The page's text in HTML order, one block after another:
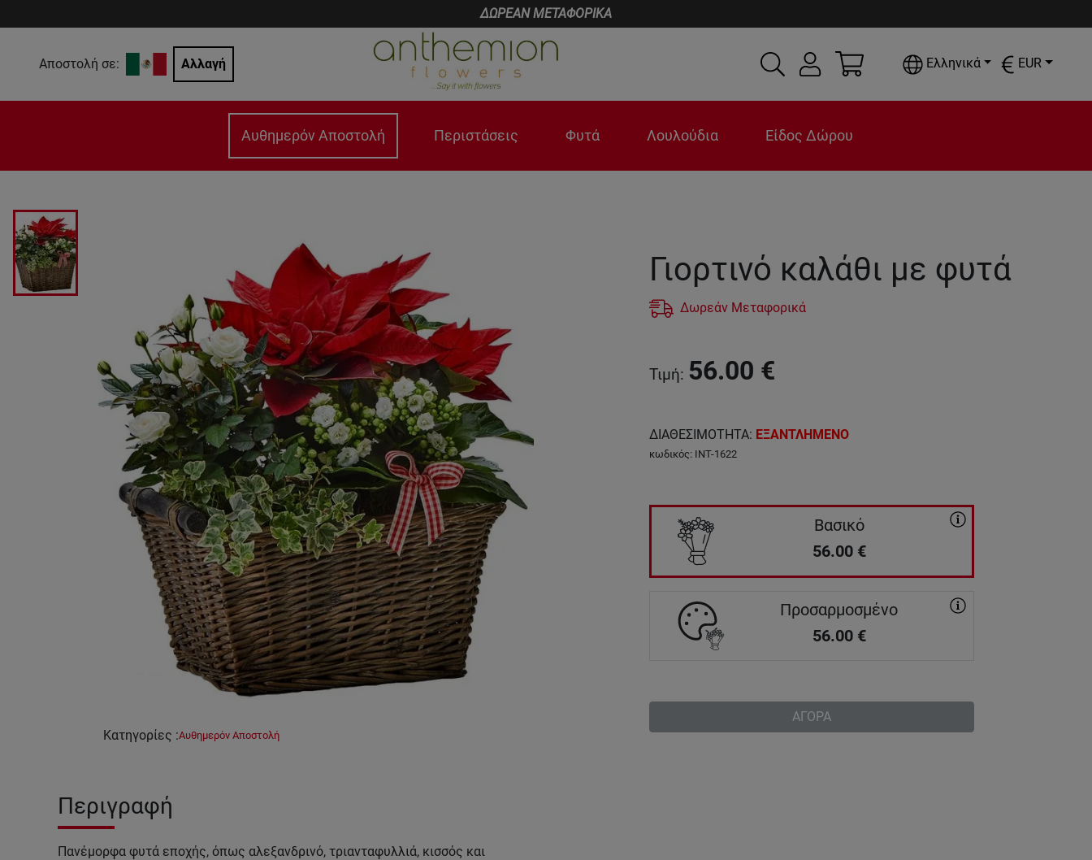
ΔΩΡΕΑΝ ΜΕΤΑΦΟΡΙΚΑ
Αποστολή σε: Αλλαγή Ελληνικά EUR
Αυθημερόν Αποστολή Περιστάσεις Φυτά Λουλούδια Είδος Δώρου
Κατηγορίες :Αυθημερόν Αποστολή
Περιγραφή
Πανέμορφα φυτά εποχής, όπως αλεξανδρινό, τριανταφυλλιά, κισσός και
Γιορτινό καλάθι με φυτά
Δωρεάν Μεταφορικά
Τιμή: 56.00 €
ΔΙΑΘΕΣΙΜΟΤΗΤΑ: ΕΞΑΝΤΛΗΜΕΝΟ
κωδικός: INT-1622
Βασικό
56.00 €
Προσαρμοσμένο
56.00 €
ΑΓΟΡΑ